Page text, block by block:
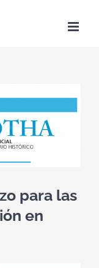
para las
en